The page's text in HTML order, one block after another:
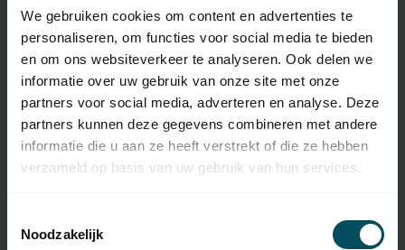
We gebruiken cookies om content en advertenties te
personaliseren, om functies voor social media te bieden
en om ons websiteverkeer te analyseren. Ook delen we
informatie over uw gebruik van onze site met onze
partners voor social media, adverteren en analyse. Deze
partners kunnen deze gegevens combineren met andere
informatie die u aan ze heeft verstrekt of die ze hebben
verzameld op basis van uw gebruik van hun services.
Noodzakelijk
Artikelnummer 2024
EAN Code 7432257091044
Type handzender originele afstandsbediening